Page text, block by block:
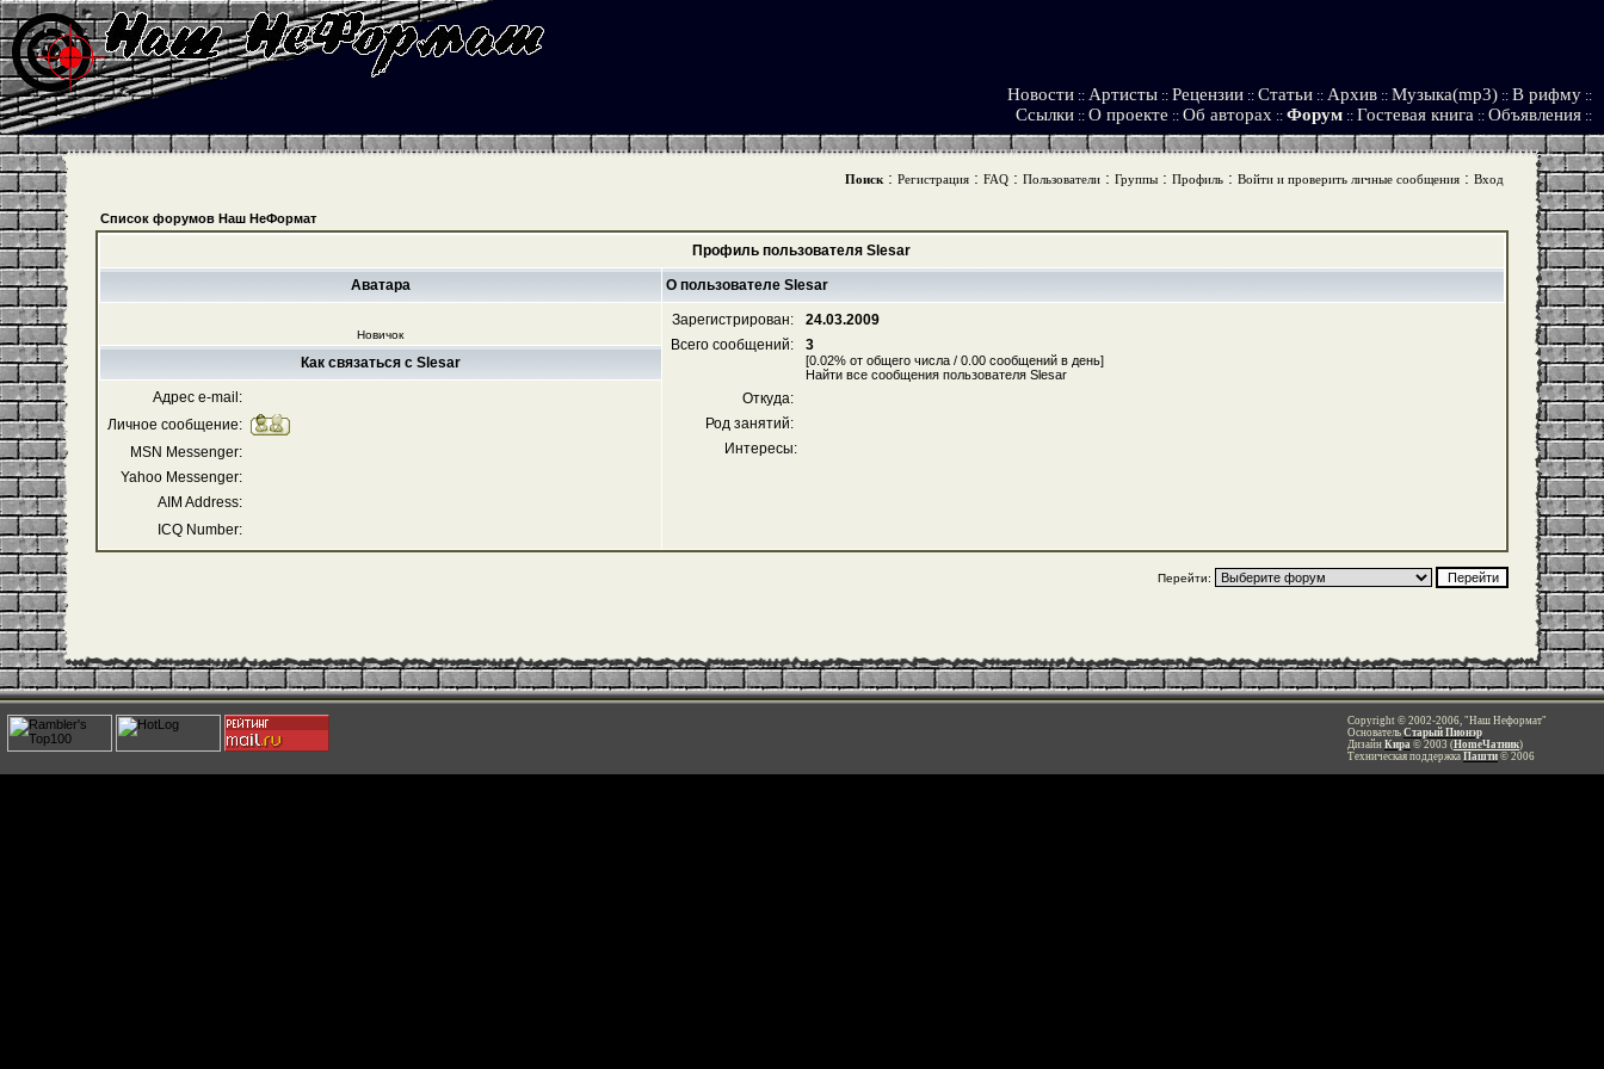
Новости :: Артисты :: Рецензии :: Статьи :: Архив :: Музыка(mp3) :: В рифму ::
Ссылки :: О проекте :: Об авторах :: Форум :: Гостевая книга :: Объявления ::
Поиск: Регистрация: FAQ: Пользователи: Группы: Профиль: Войти и проверить личные сообщения: Вход
Список форумов Наш НеФормат
Профиль пользователя Slesar
Аватара О пользователе Slesar
Новичок
Зарегистрирован:
24.03.2009
Всего сообщений:
3
[0.02% от общего числа / 0.00 сообщений в день]
Найти все сообщения пользователя Slesar
Откуда:
Род занятий:
Интересы:
Как связаться с Slesar
Адрес e-mail:
Личное сообщение:
MSN Messenger:
Yahoo Messenger:
AIM Address:
ICQ Number:
Перейти:
Copyright © 2002-2006, "Наш Неформат"
Основатель Старый Пионэр
Дизайн Кира © 2003 (HomeЧатник)
Техническая поддержка Пашти © 2006